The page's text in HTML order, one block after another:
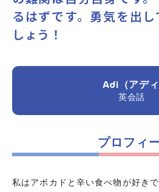
お問い合わせ
るはずです。勇気を出
しょう！
Adi（アディ
英会話
プロフィ
私はアボカドと辛い食べ物が好き